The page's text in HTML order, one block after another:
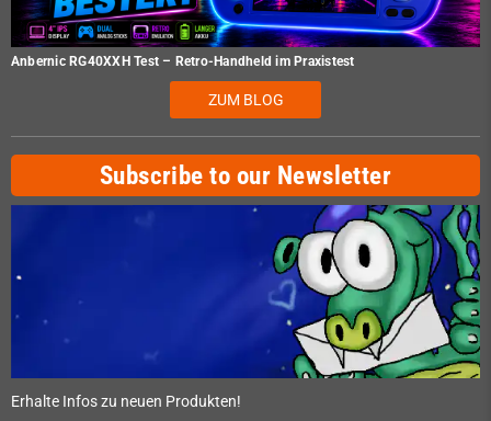
Anbernic RG40XXH Test – Retro-Handheld im Praxistest
ZUM BLOG
Subscribe to our Newsletter
Erhalte Infos zu neuen Produkten!